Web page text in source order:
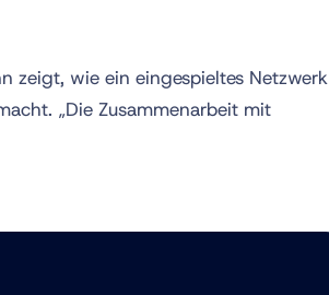
zeigt, wie ein eingespieltes Netzwerk
„Die Zusammenarbeit mit